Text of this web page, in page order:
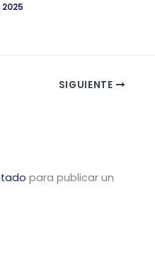
2025
SIGUIENTE
para publicar un